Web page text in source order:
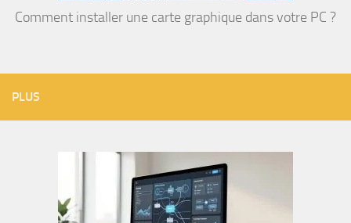
Comment installer une carte graphique dans votre PC ?
PLUS